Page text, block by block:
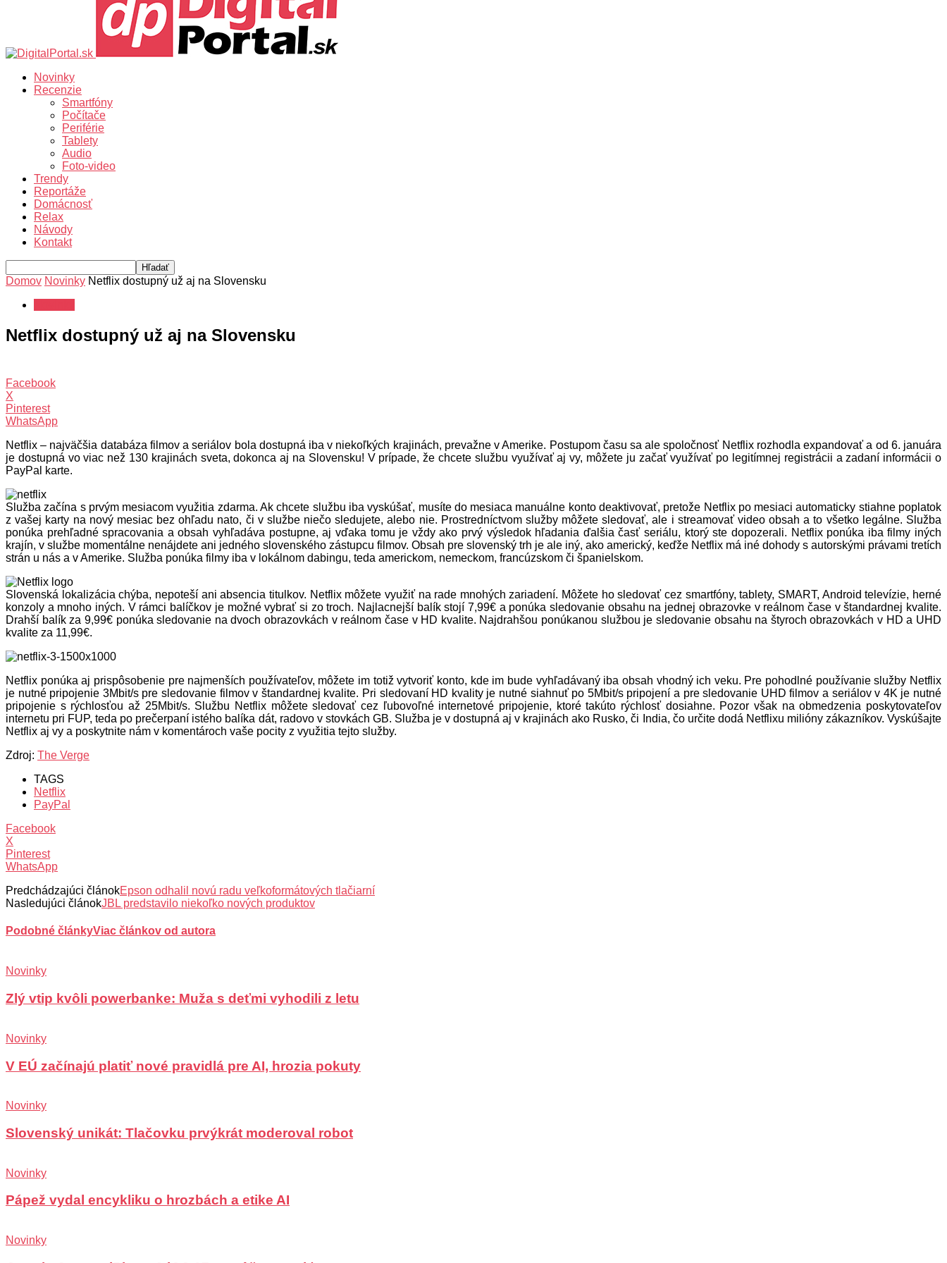
Novinky
Recenzie
Smartfóny
Počítače
Periférie
Tablety
Audio
Foto-video
Trendy
Reportáže
Domácnosť
Relax
Návody
Kontakt
Domov Novinky Netflix dostupný už aj na Slovensku
Netflix dostupný už aj na Slovensku
Facebook
X
Pinterest
WhatsApp
Netflix – najväčšia databáza filmov a seriálov bola dostupná iba v niekoľkých krajinách, prevažne v Amerike. Postupom času sa ale spoločnosť Netflix rozhodla expandovať a od 6. januára
je dostupná vo viac než 130 krajinách sveta, dokonca aj na Slovensku! V prípade, že chcete službu využívať aj vy, môžete ju začať využívať po legitímnej registrácii a zadaní informácii o
PayPal karte.
Služba začína s prvým mesiacom využitia zdarma. Ak chcete službu iba vyskúšať, musíte do mesiaca manuálne konto deaktivovať, pretože Netflix po mesiaci automaticky stiahne poplatok
z vašej karty na nový mesiac bez ohľadu nato, či v službe niečo sledujete, alebo nie. Prostredníctvom služby môžete sledovať, ale i streamovať video obsah a to všetko legálne. Služba
ponúka prehľadné spracovania a obsah vyhľadáva postupne, aj vďaka tomu je vždy ako prvý výsledok hľadania ďalšia časť seriálu, ktorý ste dopozerali. Netflix ponúka iba filmy iných
krajín, v službe momentálne nenájdete ani jedného slovenského zástupcu filmov. Obsah pre slovenský trh je ale iný, ako americký, keďže Netflix má iné dohody s autorskými právami tretích
strán u nás a v Amerike. Služba ponúka filmy iba v lokálnom dabingu, teda americkom, nemeckom, francúzskom či španielskom.
Slovenská lokalizácia chýba, nepoteší ani absencia titulkov. Netflix môžete využiť na rade mnohých zariadení. Môžete ho sledovať cez smartfóny, tablety, SMART, Android televízie, herné
konzoly a mnoho iných. V rámci balíčkov je možné vybrať si zo troch. Najlacnejší balík stojí 7,99€ a ponúka sledovanie obsahu na jednej obrazovke v reálnom čase v štandardnej kvalite.
Drahší balík za 9,99€ ponúka sledovanie na dvoch obrazovkách v reálnom čase v HD kvalite. Najdrahšou ponúkanou službou je sledovanie obsahu na štyroch obrazovkách v HD a UHD
kvalite za 11,99€.
Netflix ponúka aj prispôsobenie pre najmenších používateľov, môžete im totiž vytvoriť konto, kde im bude vyhľadávaný iba obsah vhodný ich veku. Pre pohodlné používanie služby Netflix
je nutné pripojenie 3Mbit/s pre sledovanie filmov v štandardnej kvalite. Pri sledovaní HD kvality je nutné siahnuť po 5Mbit/s pripojení a pre sledovanie UHD filmov a seriálov v 4K je nutné
pripojenie s rýchlosťou až 25Mbit/s. Službu Netflix môžete sledovať cez ľubovoľné internetové pripojenie, ktoré takúto rýchlosť dosiahne. Pozor však na obmedzenia poskytovateľov
internetu pri FUP, teda po prečerpaní istého balíka dát, radovo v stovkách GB. Služba je v dostupná aj v krajinách ako Rusko, či India, čo určite dodá Netflixu milióny zákazníkov. Vyskúšajte
Netflix aj vy a poskytnite nám v komentároch vaše pocity z využitia tejto služby.
Zdroj: The Verge
TAGS
Netflix
PayPal
Facebook
X
Pinterest
WhatsApp
Predchádzajúci článokEpson odhalil novú radu veľkoformátových tlačiarní
Nasledujúci článokJBL predstavilo niekoľko nových produktov
Podobné článkyViac článkov od autora
Novinky
Zlý vtip kvôli powerbanke: Muža s deťmi vyhodili z letu
Novinky
V EÚ začínajú platiť nové pravidlá pre AI, hrozia pokuty
Novinky
Slovenský unikát: Tlačovku prvýkrát moderoval robot
Novinky
Pápež vydal encykliku o hrozbách a etike AI
Novinky